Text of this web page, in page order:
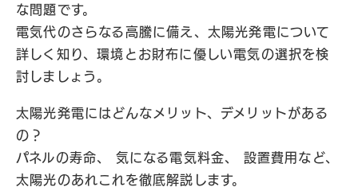
な問題です。
電気代のさらなる高騰に備え、太陽光発電について
詳しく知り、環境とお財布に優しい電気の選択を検
討しましょう。
太陽光発電にはどんなメリット、デメリットがある
の？
パネルの寿命、 気になる電気料金、 設置費用など、
太陽光のあれこれを徹底解説します。